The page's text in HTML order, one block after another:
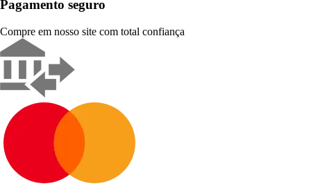
Pagamento seguro
Compre em nosso site com total confiança